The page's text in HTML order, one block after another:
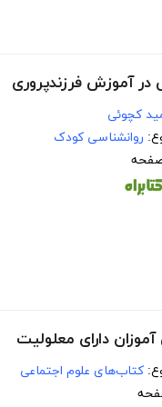
کچوئی
روانشناسی کودک
دارای معلولیت
کتاب‌های علوم اجتماعی